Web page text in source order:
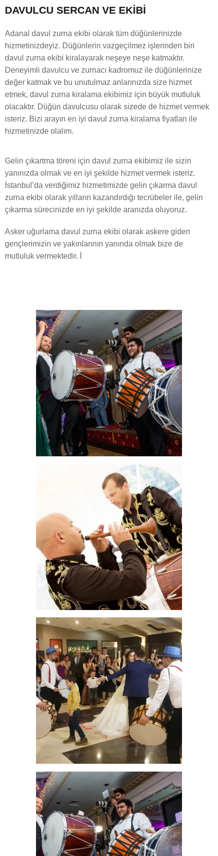
DAVULCU SERCAN VE EKİBİ
Adanal davul zurna ekibi olarak tüm düğünlerinizde
hizmetinizdeyiz. Düğünlerin vazgeçilmez işlerinden biri
davul zurna ekibi kiralayarak neşeye neşe katmaktır.
Deneyimli davulcu ve zurnacı kadromuz ile düğünlerinize
değer katmak ve bu unutulmaz anlarınızda size hizmet
etmek, davul zurna kiralama ekibimiz için büyük mutluluk
olacaktır. Düğün davulcusu olarak sizede de hizmet vermek
isteriz. Bizi arayın en iyi davul zurna kiralama fiyatları ile
hizmetinizde olalım.
Gelin çıkartma töreni için davul zurna ekibimiz ile sizin
yanınızda olmak ve en iyi şekilde hizmet vermek isteriz.
İstanbul’da verdiğimiz hizmetimizde gelin çıkarma davul
zurna ekibi olarak yılların kazandırdığı tecrübeler ile, gelin
çıkarma sürecinizde en iyi şekilde aranızda oluyoruz.
Asker uğurlama davul zurna ekibi olarak askere giden
gençlerimizin ve yakınlarının yanında olmak bize de
mutluluk vermektedir. İ